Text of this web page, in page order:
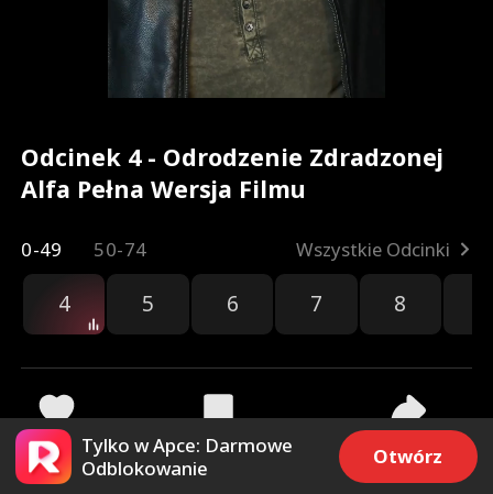
Odcinek 4 - Odrodzenie Zdradzonej
Alfa Pełna Wersja Filmu
0-49 50-74 Wszystkie Odcinki
4 5 6 7 8
54.6k 29.3k Udostępnij
Tylko w Apce: Darmowe
Odblokowanie
Otwórz